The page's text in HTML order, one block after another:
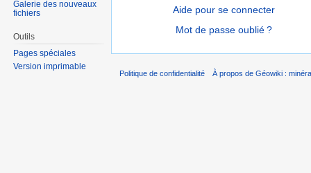
Aide pour se connecter
Mot de passe oublié ?
Galerie des nouveaux
fichiers
Outils
Pages spéciales
Version imprimable
Politique de confidentialité À propos de Géowiki :